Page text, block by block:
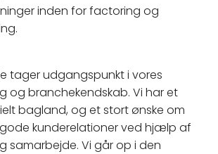
inden for factoring og
tager udgangspunkt i vores
og branchekendskab. Vi har et
bagland, og et stort ønske om
kunderelationer ved hjælp af
Vi går op i den